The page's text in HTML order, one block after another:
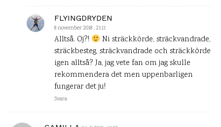
FLYINGDRYDEN
8 november 2018 , 21:11
Alltså. Oj?!
Ni sträckkörde, sträckvandrade,
sträckbesteg, sträckvandrade och sträckkörde
igen alltså? Ja, jag vete fan om jag skulle
rekommendera det men uppenbarligen
fungerar det ju!
Svara